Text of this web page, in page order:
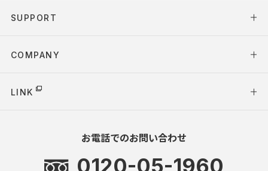
SUPPORT
COMPANY
LINK
お電話でのお問い合わせ
0120-05-1960